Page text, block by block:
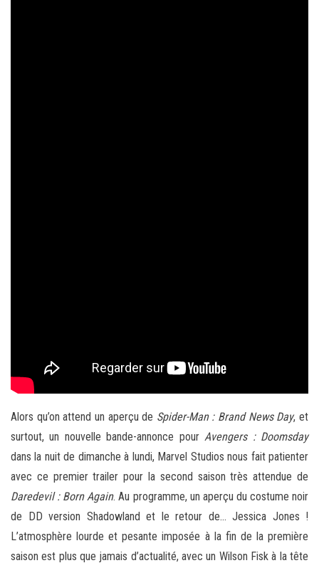
Alors qu’on attend un aperçu de Spider-Man : Brand News Day, et
surtout, un nouvelle bande-annonce pourAvengers : Doomsday
dans la nuit de dimanche à lundi, Marvel Studios nous fait patienter
avec ce premier trailer pour la second saison très attendue de
Daredevil : Born Again. Au programme, un aperçu du costume noir
de DD version Shadowland et le retour de… Jessica Jones !
L’atmosphère lourde et pesante imposée à la fin de la première
saison est plus que jamais d’actualité, avec un Wilson Fisk à la tête